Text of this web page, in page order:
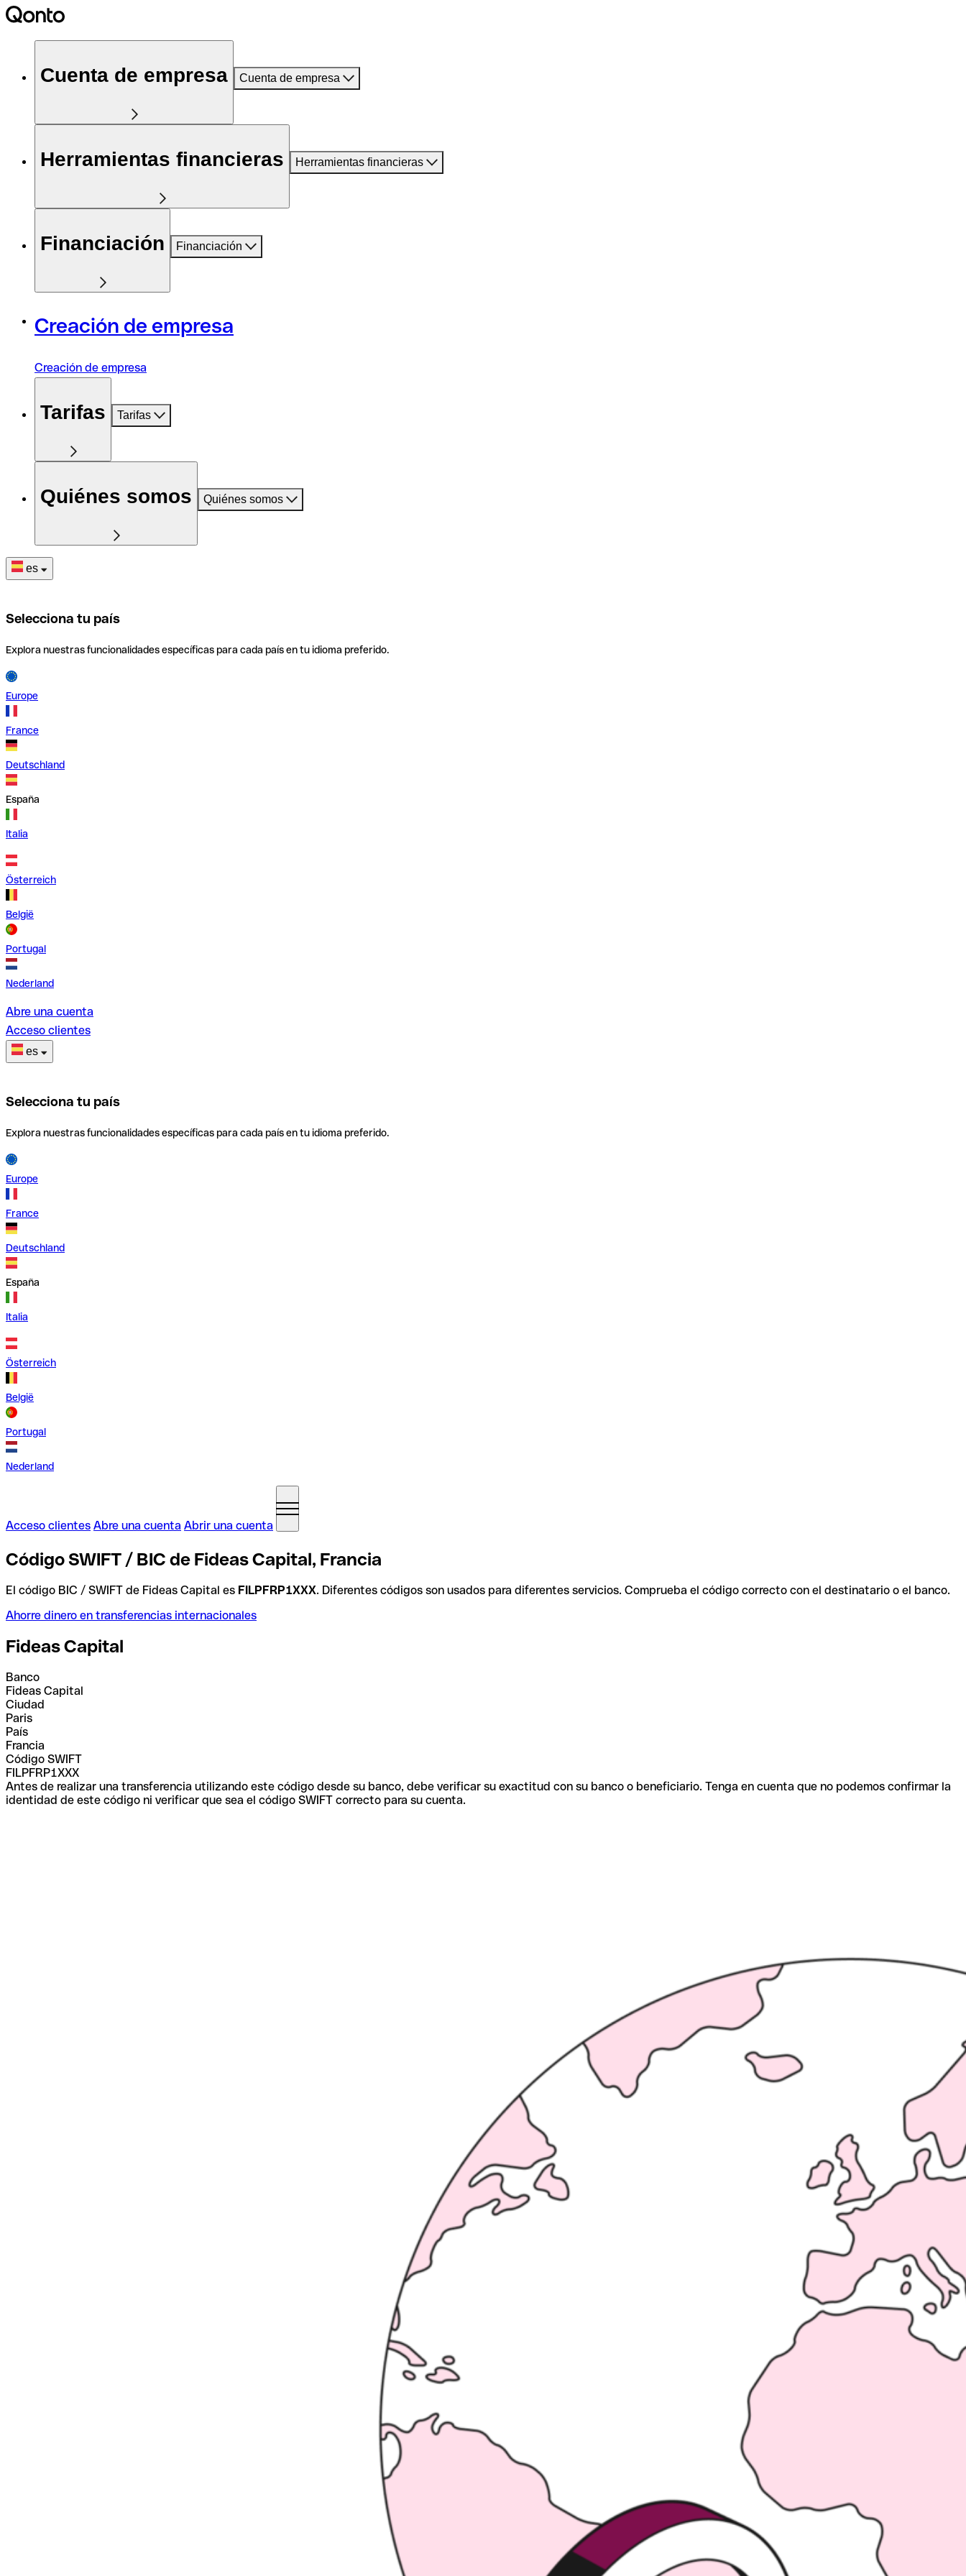
Cuenta de empresa Cuenta de empresa
Herramientas financieras Herramientas financieras
Financiación Financiación
Creación de empresa
Creación de empresa
Tarifas Tarifas
Quiénes somos Quiénes somos
es
Selecciona tu país
Explora nuestras funcionalidades específicas para cada país en tu idioma preferido.
Europe
France
Deutschland
España
Italia
Österreich
België
Portugal
Nederland
Abre una cuenta
Acceso clientes
es
Selecciona tu país
Explora nuestras funcionalidades específicas para cada país en tu idioma preferido.
Europe
France
Deutschland
España
Italia
Österreich
België
Portugal
Nederland
Acceso clientes Abre una cuenta Abrir una cuenta
Código SWIFT / BIC de Fideas Capital, Francia
El código BIC / SWIFT de Fideas Capital es FILPFRP1XXX. Diferentes códigos son usados para diferentes servicios. Comprueba el código correcto con el destinatario o el banco.
Ahorre dinero en transferencias internacionales
Fideas Capital
Banco
Fideas Capital
Ciudad
Paris
País
Francia
Código SWIFT
FILPFRP1XXX
Antes de realizar una transferencia utilizando este código desde su banco, debe verificar su exactitud con su banco o beneficiario. Tenga en cuenta que no podemos confirmar la
identidad de este código ni verificar que sea el código SWIFT correcto para su cuenta.